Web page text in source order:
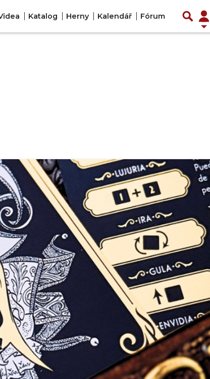
Katalog Herny Kalendář Fórum